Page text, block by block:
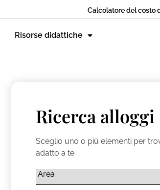
Calcolatore del costo
Risorse didattiche
Ricerca alloggi
Sceglio uno o più elementi per
adatto a te.